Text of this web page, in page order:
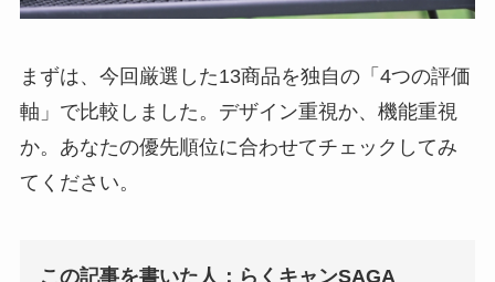
まずは、今回厳選した13商品を独自の「4つの評価
軸」で比較しました。デザイン重視か、機能重視
か。あなたの優先順位に合わせてチェックしてみ
てください。
この記事を書いた人：らくキャンSAGA